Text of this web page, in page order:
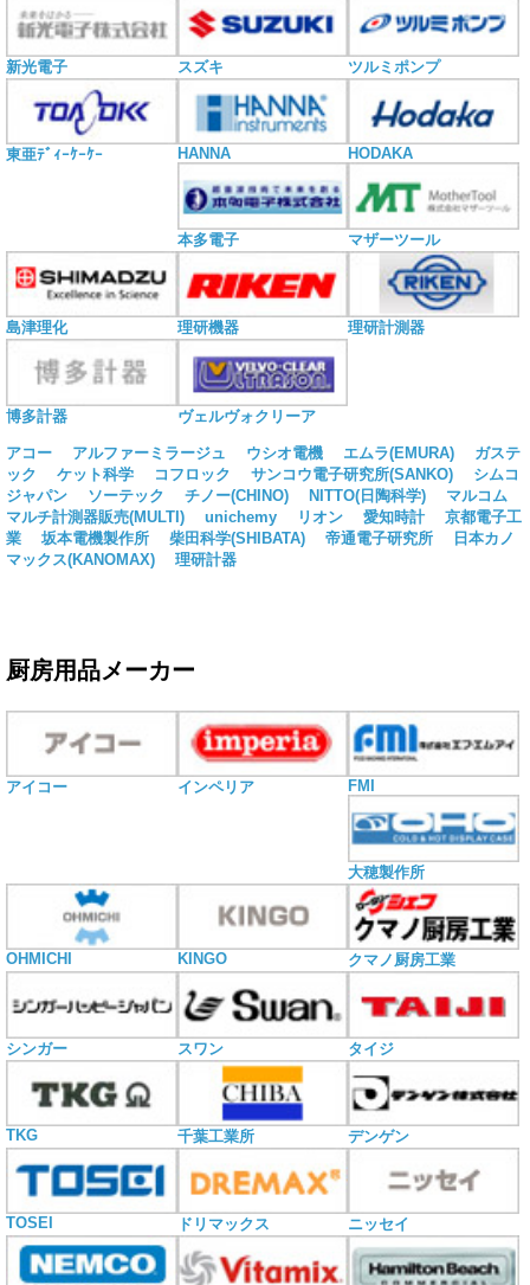
新光電子 スズキ ツルミポンプ
東亜ﾃﾞｨｰｹｰｹｰ HANNA HODAKA
本多電子 マザーツール
島津理化 理研機器 理研計測器
博多計器 ヴェルヴォクリーア
アコー アルファーミラージュ ウシオ電機 エムラ(EMURA)
ガステ
ック
ケット科学 コフロック サンコウ電子研究所(SANKO)
シムコ
ジャパン
ソーテック チノー(CHINO) NITTO(日陶科学)
マルコム
マルチ計測器販売(MULTI)
unichemy リオン 愛知時計
京都電子工
業
坂本電機製作所 柴田科学(SHIBATA) 帝通電子研究所
日本カノ
マックス(KANOMAX)
理研計器
厨房用品メーカー
アイコー インペリア FMI
大穂製作所
OHMICHI KINGO クマノ厨房工業
シンガー スワン タイジ
TKG 千葉工業所 デンゲン
TOSEI ドリマックス ニッセイ